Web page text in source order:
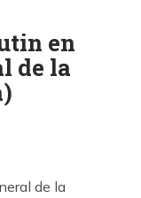
en
de la
de la